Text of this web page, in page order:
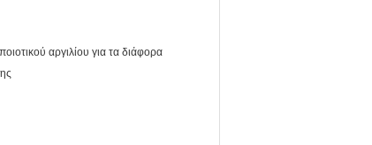
αργιλίου για τα διάφορα